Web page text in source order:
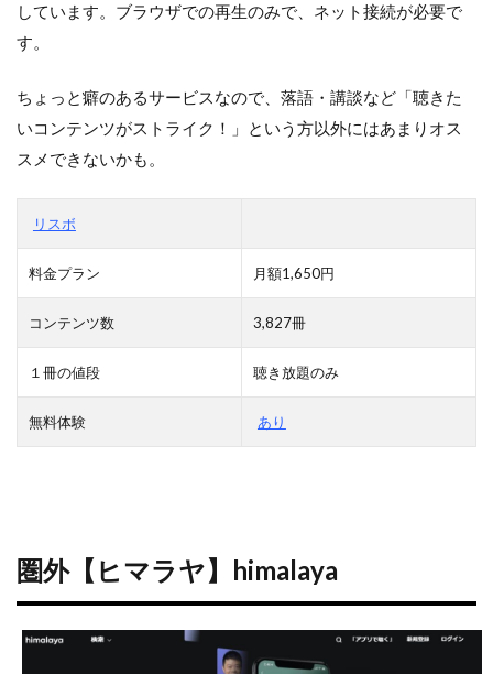
しています。ブラウザでの再生のみで、ネット接続が必要で
す。
ちょっと癖のあるサービスなので、落語・講談など「聴きた
いコンテンツがストライク！」という方以外にはあまりオス
スメできないかも。
リスボ
料金プラン 月額1,650円
コンテンツ数 3,827冊
１冊の値段 聴き放題のみ
無料体験 あり
圏外【ヒマラヤ】himalaya